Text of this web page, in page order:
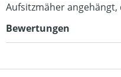
Aufsitzmäher
Bewertungen